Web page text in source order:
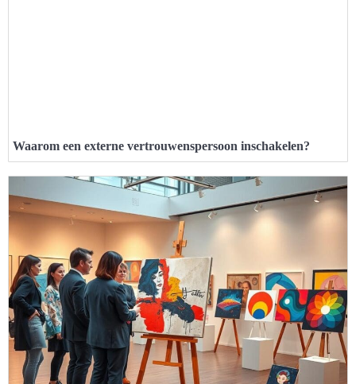
Waarom een externe vertrouwenspersoon inschakelen?